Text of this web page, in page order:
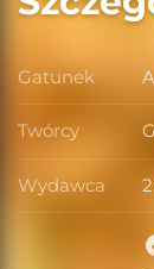
Gatunek
Twórcy
Wydawca